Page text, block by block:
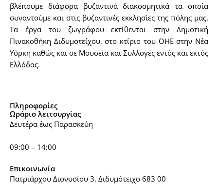
βλέπουμε διάφορα βυζαντινά διακοσμητικά τα οποία
συναντούμε και στις βυζαντινές εκκλησίες της πόλης μας.
Τα έργα του ζωγράφου εκτίθενται στην Δημοτική
Πινακοθήκη Διδυμοτείχου, στο κτίριο του ΟΗΕ στην Νέα
Υόρκη καθώς και σε Μουσεία και Συλλογές εντός και εκτός
Ελλάδας.
Πληροφορίες
Ωράριο λειτουργίας
Δευτέρα έως Παρασκεύη
09:00 – 14:00
Επικοινωνία
Πατριάρχου Διονυσίου 3, Διδυμότειχο 683 00